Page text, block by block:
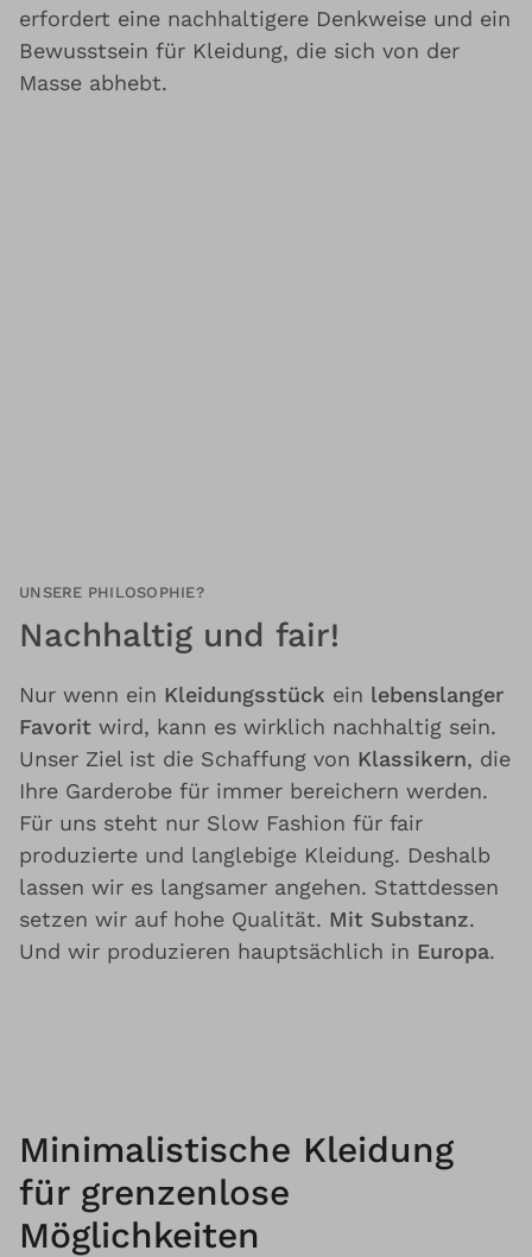
erfordert eine nachhaltigere Denkweise und ein
Bewusstsein für Kleidung, die sich von der
Masse abhebt.
UNSERE PHILOSOPHIE?
Nachhaltig und fair!
Nur wenn ein Kleidungsstück ein lebenslanger
Favorit wird, kann es wirklich nachhaltig sein.
Unser Ziel ist die Schaffung von Klassikern, die
Ihre Garderobe für immer bereichern werden.
Für uns steht nur Slow Fashion für fair
produzierte und langlebige Kleidung. Deshalb
lassen wir es langsamer angehen. Stattdessen
setzen wir auf hohe Qualität. Mit Substanz.
Und wir produzieren hauptsächlich in Europa.
Minimalistische Kleidung
für grenzenlose
Möglichkeiten